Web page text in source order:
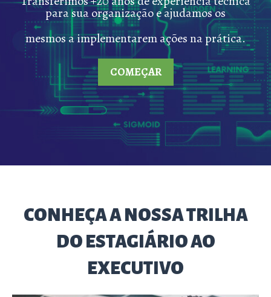
para sua organização e ajudamos os
mesmos a implementarem ações na prática.
COMEÇAR
CONHEÇA A NOSSA TRILHA
DO ESTAGIÁRIO AO
EXECUTIVO